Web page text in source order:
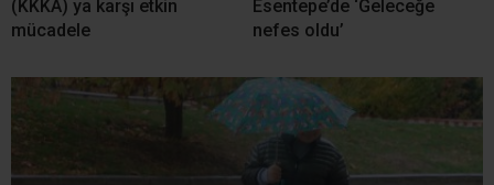
(KKKA) ya karşı etkin
mücadele
Esentepe’de ‘Geleceğe
nefes oldu’